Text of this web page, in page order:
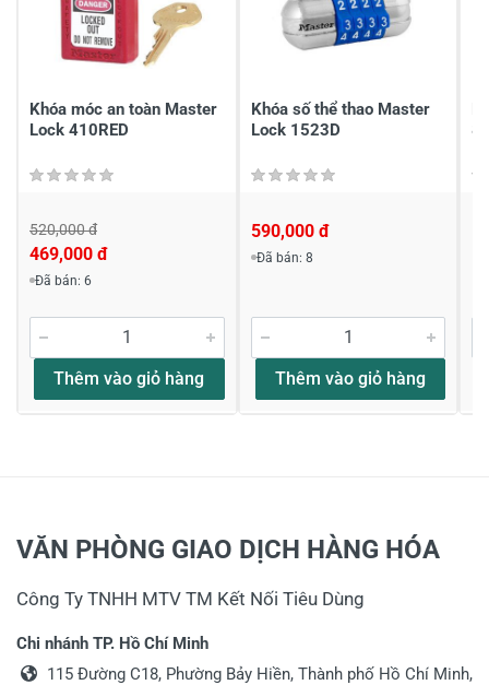
Chia sẻ nhận xét về sản phẩm
Viết nhận xét về sản phẩm
Đánh giá sao
Viết nhận xét của bạn vào bên dưới *
Khóa móc an toàn Master
Lock 410RED
520,000 đ
469,000 đ
Đã bán: 6
Thêm vào giỏ hàng
Khóa số thể thao Master
Lock 1523D
590,000 đ
Đã bán: 8
Thêm vào giỏ hàng
VĂN PHÒNG GIAO DỊCH HÀNG HÓA
Công Ty TNHH MTV TM Kết Nối Tiêu Dùng
Chi nhánh TP. Hồ Chí Minh
115 Đường C18, Phường Bảy Hiền, Thành phố Hồ Chí Minh,